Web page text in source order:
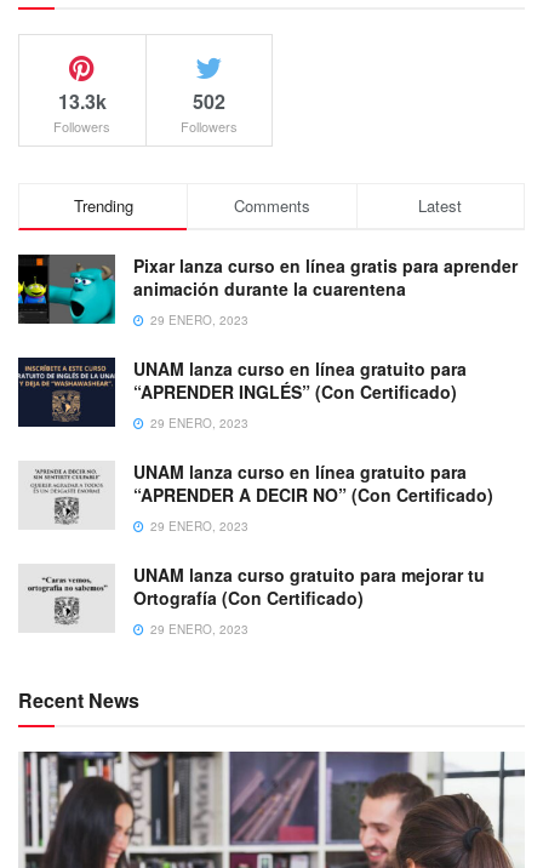
13.3k
Followers
502
Followers
Trending Comments Latest
Pixar lanza curso en línea gratis para aprender
animación durante la cuarentena
29 ENERO, 2023
UNAM lanza curso en línea gratuito para
“APRENDER INGLÉS” (Con Certificado)
29 ENERO, 2023
UNAM lanza curso en línea gratuito para
“APRENDER A DECIR NO” (Con Certificado)
29 ENERO, 2023
UNAM lanza curso gratuito para mejorar tu
Ortografía (Con Certificado)
29 ENERO, 2023
Recent News